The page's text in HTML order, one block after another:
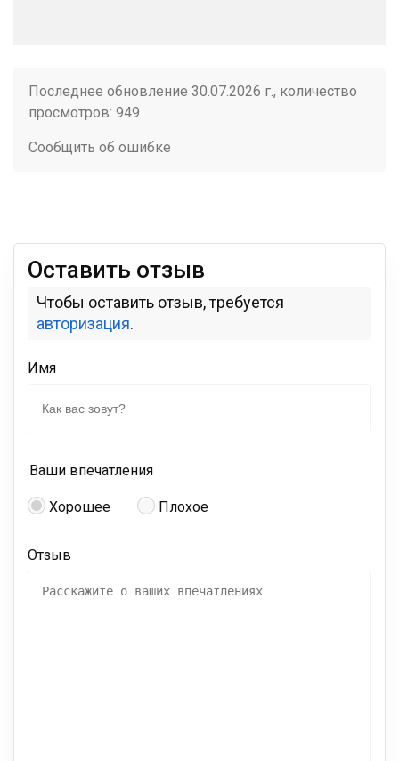
Последнее обновление 30.07.2026 г., количество
просмотров: 949
Сообщить об ошибке
Оставить отзыв
Чтобы оставить отзыв, требуется
авторизация.
Имя
Ваши впечатления
Хорошее Плохое
Отзыв